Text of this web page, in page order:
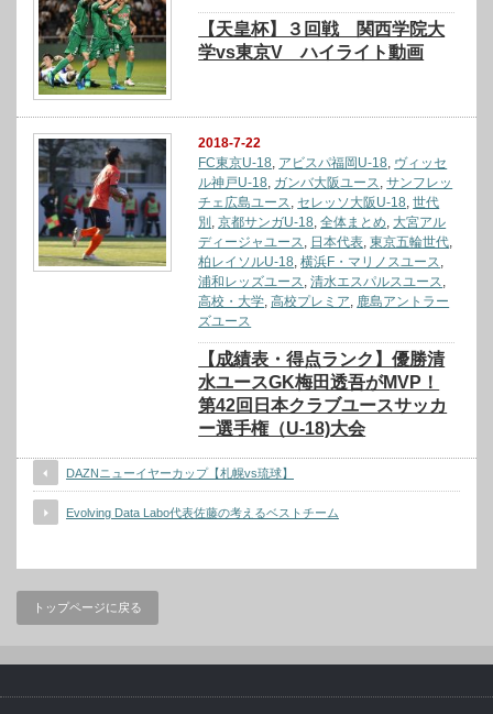
【天皇杯】３回戦 関西学院大
学vs東京V ハイライト動画
2018-7-22
FC東京U-18, アビスパ福岡U-18, ヴィッセ
ル神戸U-18, ガンバ大阪ユース,サンフレッ
チェ広島ユース, セレッソ大阪U-18,世代
別 ,京都サンガU-18,全体まとめ, 大宮アル
ディージャユース, 日本代表,東京五輪世代,
柏レイソルU-18,横浜F・マリノスユース,
浦和レッズユース,清水エスパルスユース,
高校・大学,高校プレミア, 鹿島アントラー
ズユース
【成績表・得点ランク】優勝清
水ユースGK梅田透吾がMVP！
第42回日本クラブユースサッカ
ー選手権（U-18)大会
DAZNニューイヤーカップ【札幌vs琉球】
Evolving Data Labo代表佐藤の考えるベストチーム
トップページに戻る